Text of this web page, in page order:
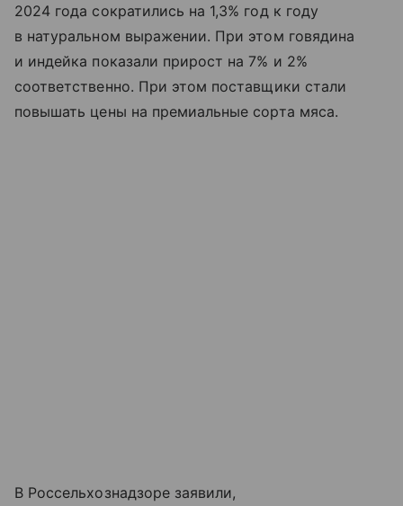
2024 года сократились на 1,3% год к году
в натуральном выражении. При этом говядина
и индейка показали прирост на 7% и 2%
соответственно. При этом поставщики стали
повышать цены на премиальные сорта мяса.
В Россельхознадзоре заявили,